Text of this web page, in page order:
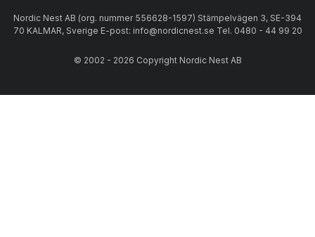
Nordic Nest AB (org. nummer 556628-1597) Stämpelvägen 3, SE-394
70 KALMAR, Sverige E-post: info@nordicnest.se Tel. 0480 - 44 99 20
© 2002 - 2026 Copyright Nordic Nest AB